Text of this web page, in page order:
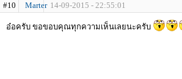
#10 Marter 14-09-2015 - 22:55:01
อ๋อครับ ขอขอบคุณทุกความเห็นเลยนะครับ